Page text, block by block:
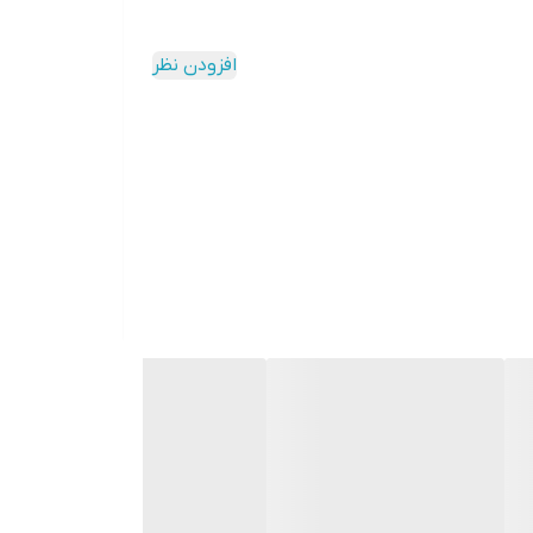
افزودن نظر